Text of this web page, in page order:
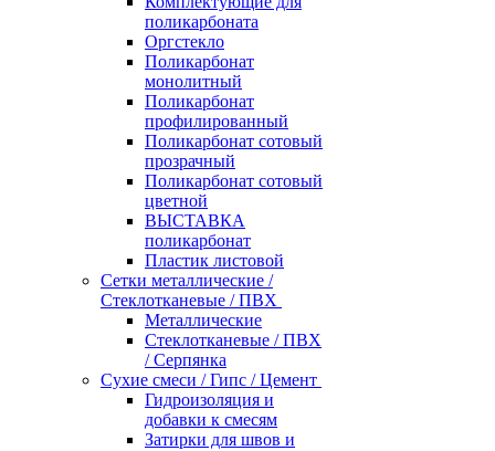
поликарбоната
Оргстекло
Поликарбонат
монолитный
Поликарбонат
профилированный
Поликарбонат сотовый
прозрачный
Поликарбонат сотовый
цветной
ВЫСТАВКА
поликарбонат
Пластик листовой
Сетки металлические /
Стеклотканевые / ПВХ
Металлические
Стеклотканевые / ПВХ
/ Серпянка
Сухие смеси / Гипс / Цемент
Гидроизоляция и
добавки к смесям
Затирки для швов и